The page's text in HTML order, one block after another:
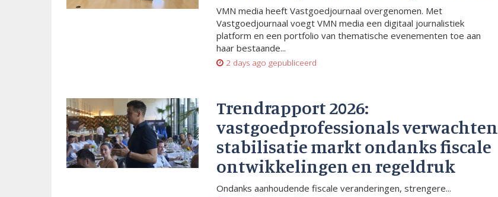
VMN media heeft Vastgoedjournaal overgenomen. Met
Vastgoedjournaal voegt VMN media een digitaal journalistiek
platform en een portfolio van thematische evenementen toe aan
haar bestaande...
2 days ago gepubliceerd
Trendrapport 2026:
vastgoedprofessionals verwachten
stabilisatie markt ondanks fiscale
ontwikkelingen en regeldruk
Ondanks aanhoudende fiscale veranderingen, strengere...